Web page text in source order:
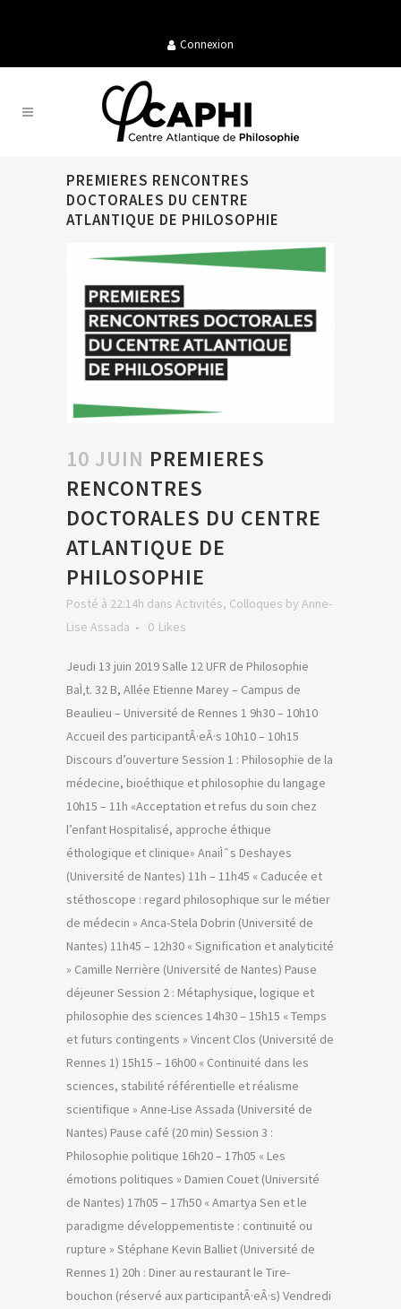
Connexion
PREMIERES RENCONTRES
DOCTORALES DU CENTRE
ATLANTIQUE DE PHILOSOPHIE
10 JUIN PREMIERES
RENCONTRES
DOCTORALES DU CENTRE
ATLANTIQUE DE
PHILOSOPHIE
Posté à 22:14h dans Activités, Colloques by Anne-
Lise Assada
0 Likes
Jeudi 13 juin 2019 Salle 12 UFR de Philosophie
BaÌ‚t. 32 B, Allée Etienne Marey – Campus de
Beaulieu – Université de Rennes 1 9h30 – 10h10
Accueil des participantÂ·eÂ·s 10h10 – 10h15
Discours d’ouverture Session 1 : Philosophie de la
médecine, bioéthique et philosophie du langage
10h15 – 11h «Acceptation et refus du soin chez
l’enfant Hospitalisé, approche éthique
éthologique et clinique» AnaiÌˆs Deshayes
(Université de Nantes) 11h – 11h45 « Caducée et
stéthoscope : regard philosophique sur le métier
de médecin » Anca-Stela Dobrin (Université de
Nantes) 11h45 – 12h30 « Signification et analyticité
» Camille Nerrière (Université de Nantes) Pause
déjeuner Session 2 : Métaphysique, logique et
philosophie des sciences 14h30 – 15h15 « Temps
et futurs contingents » Vincent Clos (Université de
Rennes 1) 15h15 – 16h00 « Continuité dans les
sciences, stabilité référentielle et réalisme
scientifique » Anne-Lise Assada (Université de
Nantes) Pause café (20 min) Session 3 :
Philosophie politique 16h20 – 17h05 « Les
émotions politiques » Damien Couet (Université
de Nantes) 17h05 – 17h50 « Amartya Sen et le
paradigme développementiste : continuité ou
rupture » Stéphane Kevin Balliet (Université de
Rennes 1) 20h : Diner au restaurant le Tire-
bouchon (réservé aux participantÂ·eÂ·s) Vendredi